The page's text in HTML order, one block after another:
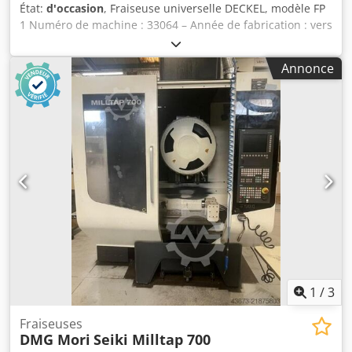
État: d'occasion, Fraiseuse universelle DECKEL, modèle FP
1 Numéro de machine : 33064 – Année de fabrication : vers
1960, remise à neuf en 2012 Courses : X : 300 mm, Y : 150
mm, Z : 330 mm Dsdpfx Agjdzp T Eopswa Dimensions de la
table : 600 x 210 mm Interface de broche : MK 4 – S20 x 2
Vitesse de rotation de la broche (verticale) : 95-1900 tr/min,
12 vitesses Vitesse de rotation de la broche (horizontale) :
60-1200 tr/min, 12 vitesses Puissance du moteur : 1,1 et
1,4 kW Alimentation électrique : 380 V, 50 Hz - Avance sur
les axes X et Y - Déplacement du mandrin sur la tête de
fraisage verticale - Table d’angle fixe - Système de
refroidissement avec pompe mécanique dans le socle de
la machine - Armoire électrique adjacente avec connexion
par câble Encombrement (L x l x H) : 1100 x 900 x 1600 mm
Poids : environ 900 kg Bon état Machine remise à neuf en
Annonce
1 /3
Fraiseuses
DMG Mori Seiki Milltap 700